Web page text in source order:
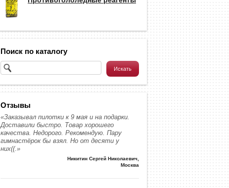
Поиск по каталогу
Отзывы
«Заказывал пилотки к 9 мая и на подарки.
Доставили быстро. Товар хорошего
качества. Недорого. Рекомендую. Пару
гимнастёрок бы взял. Но от десяти у
них((.»
Никитин Сергей Николаевич
Москва